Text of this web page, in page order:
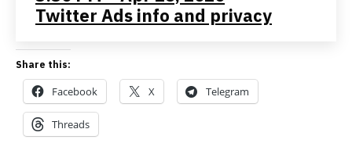
Twitter Ads info and privacy
Share this:
Facebook X Telegram
Threads